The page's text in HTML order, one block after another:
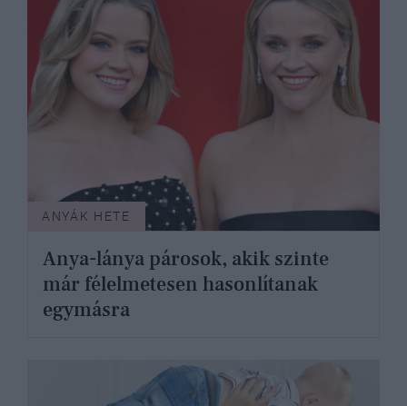
ANYÁK HETE
Anya-lánya párosok, akik szinte
már félelmetesen hasonlítanak
egymásra